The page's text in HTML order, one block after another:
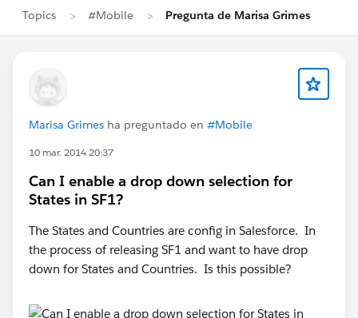
Topics #Mobile Pregunta de Marisa Grimes
Marisa Grimes ha preguntado en #Mobile
10 mar. 2014 20:37
Can I enable a drop down selection for
States in SF1?
The States and Countries are config in Salesforce. In
the process of releasing SF1 and want to have drop
down for States and Countries. Is this possible?